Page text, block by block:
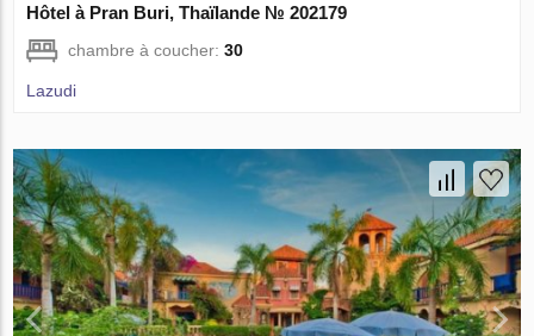
Hôtel à Pran Buri, Thaïlande № 202179
chambre à coucher:30
Lazudi